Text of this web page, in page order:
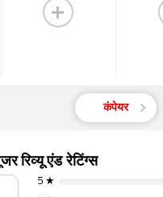
कंपेयर
रिव्यू एंड रेटिंग्स
5 ★